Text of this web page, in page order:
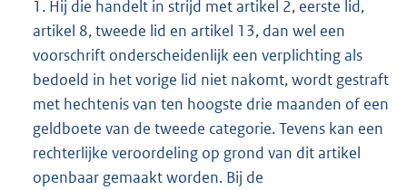
1. Hij die handelt in strijd met artikel 2, eerste lid,
artikel 8, tweede lid en artikel 13, dan wel een
voorschrift onderscheidenlijk een verplichting als
bedoeld in het vorige lid niet nakomt, wordt gestraft
met hechtenis van ten hoogste drie maanden of een
geldboete van de tweede categorie. Tevens kan een
rechterlijke veroordeling op grond van dit artikel
openbaar gemaakt worden. Bij de